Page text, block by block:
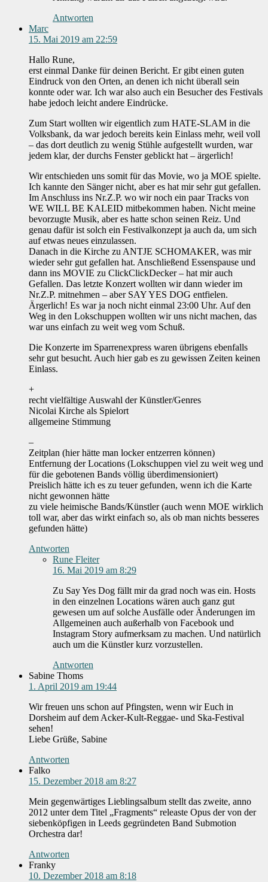
Antworten
Marc
15. Mai 2019 am 22:59
Hallo Rune,
erst einmal Danke für deinen Bericht. Er gibt einen guten
Eindruck von den Orten, an denen ich nicht überall sein
konnte oder war. Ich war also auch ein Besucher des Festivals
habe jedoch leicht andere Eindrücke.
Zum Start wollten wir eigentlich zum HATE-SLAM in die
Volksbank, da war jedoch bereits kein Einlass mehr, weil voll
– das dort deutlich zu wenig Stühle aufgestellt wurden, war
jedem klar, der durchs Fenster geblickt hat – ärgerlich!
Wir entschieden uns somit für das Movie, wo ja MOE spielte.
Ich kannte den Sänger nicht, aber es hat mir sehr gut gefallen.
Im Anschluss ins Nr.Z.P. wo wir noch ein paar Tracks von
WE WILL BE KALEID mitbekommen haben. Nicht meine
bevorzugte Musik, aber es hatte schon seinen Reiz. Und
genau dafür ist solch ein Festivalkonzept ja auch da, um sich
auf etwas neues einzulassen.
Danach in die Kirche zu ANTJE SCHOMAKER, was mir
wieder sehr gut gefallen hat. Anschließend Essenspause und
dann ins MOVIE zu ClickClickDecker – hat mir auch
Gefallen. Das letzte Konzert wollten wir dann wieder im
Nr.Z.P. mitnehmen – aber SAY YES DOG entfielen.
Ärgerlich! Es war ja noch nicht einmal 23:00 Uhr. Auf den
Weg in den Lokschuppen wollten wir uns nicht machen, das
war uns einfach zu weit weg vom Schuß.
Die Konzerte im Sparrenexpress waren übrigens ebenfalls
sehr gut besucht. Auch hier gab es zu gewissen Zeiten keinen
Einlass.
+
recht vielfältige Auswahl der Künstler/Genres
Nicolai Kirche als Spielort
allgemeine Stimmung
–
Zeitplan (hier hätte man locker entzerren können)
Entfernung der Locations (Lokschuppen viel zu weit weg und
für die gebotenen Bands völlig überdimensioniert)
Preislich hätte ich es zu teuer gefunden, wenn ich die Karte
nicht gewonnen hätte
zu viele heimische Bands/Künstler (auch wenn MOE wirklich
toll war, aber das wirkt einfach so, als ob man nichts besseres
gefunden hätte)
Antworten
Rune Fleiter
16. Mai 2019 am 8:29
Zu Say Yes Dog fällt mir da grad noch was ein. Hosts
in den einzelnen Locations wären auch ganz gut
gewesen um auf solche Ausfälle oder Änderungen im
Allgemeinen auch außerhalb von Facebook und
Instagram Story aufmerksam zu machen. Und natürlich
auch um die Künstler kurz vorzustellen.
Antworten
Sabine Thoms
1. April 2019 am 19:44
Wir freuen uns schon auf Pfingsten, wenn wir Euch in
Dorsheim auf dem Acker-Kult-Reggae- und Ska-Festival
sehen!
Liebe Grüße, Sabine
Antworten
Falko
15. Dezember 2018 am 8:27
Mein gegenwärtiges Lieblingsalbum stellt das zweite, anno
2012 unter dem Titel „Fragments“ releaste Opus der von der
siebenköpfigen in Leeds gegründeten Band Submotion
Orchestra dar!
Antworten
Franky
10. Dezember 2018 am 8:18